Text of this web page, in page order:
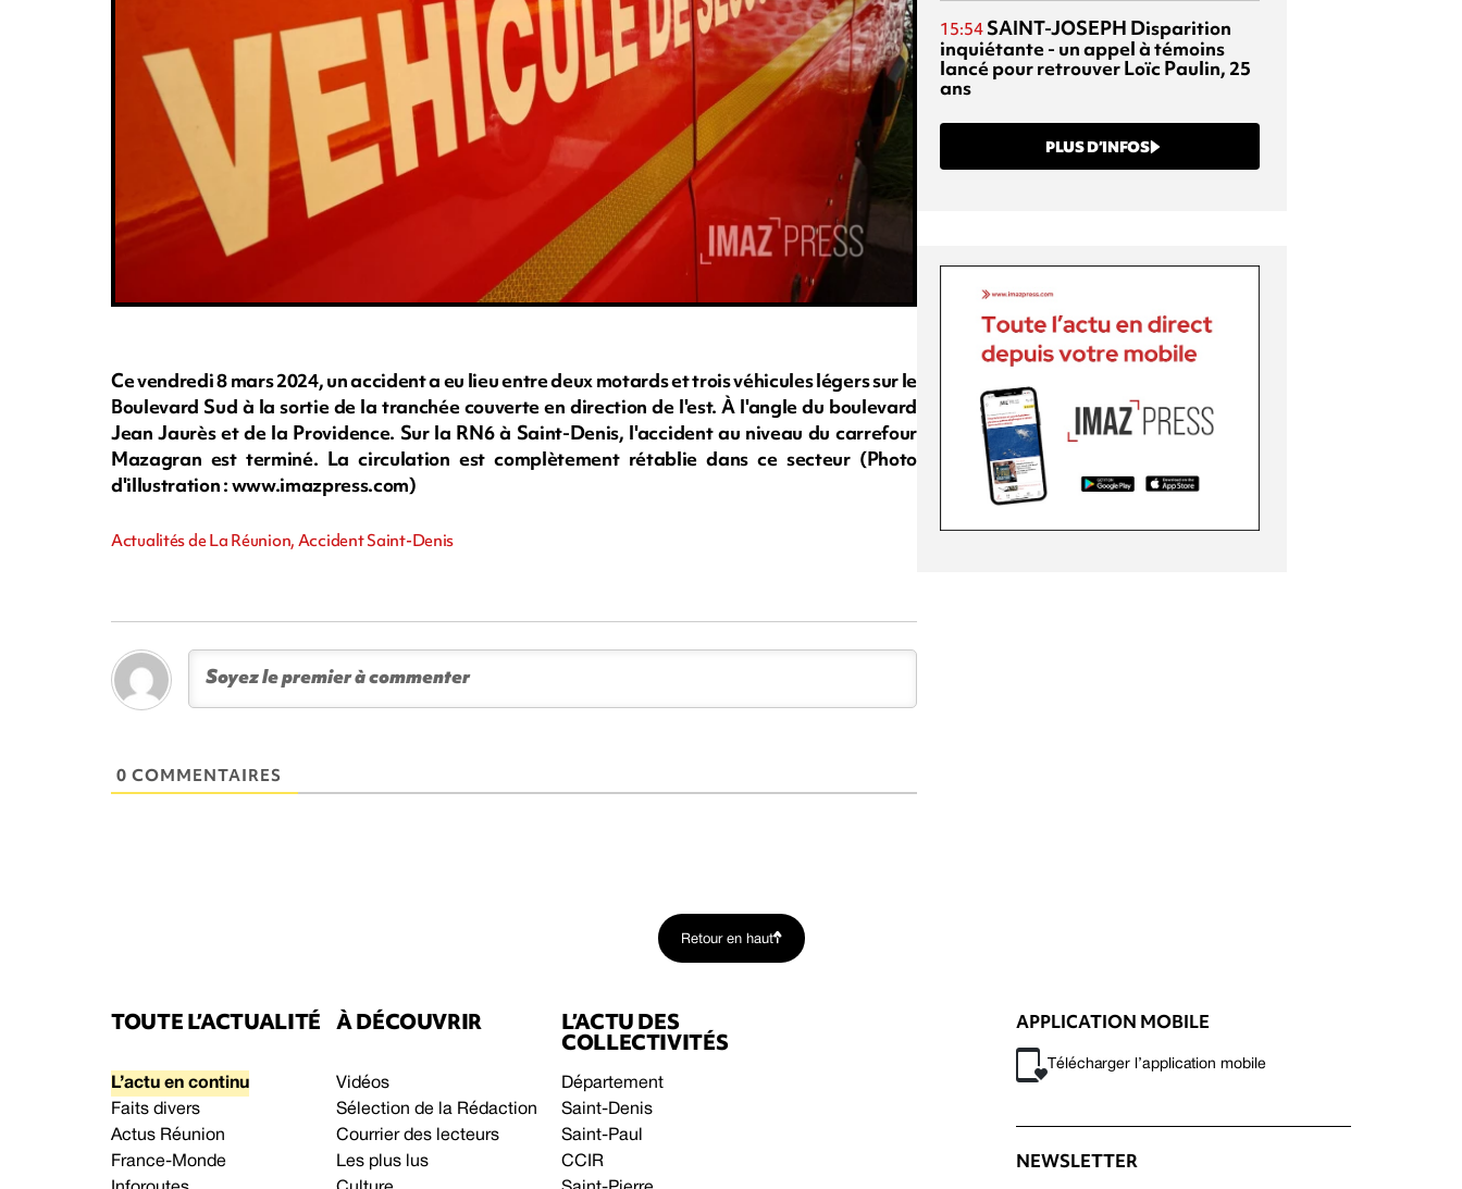
Ce vendredi 8 mars 2024, un accident a eu lieu entre deux motards et trois véhicules légers sur le
Boulevard Sud à la sortie de la tranchée couverte en direction de l'est. À l'angle du boulevard
Jean Jaurès et de la Providence. Sur la RN6 à Saint-Denis, l'accident au niveau du carrefour
Mazagran est terminé. La circulation est complètement rétablie dans ce secteur (Photo
d'illustration : www.imazpress.com)
Actualités de La Réunion, Accident Saint-Denis
0 COMMENTAIRES
15:54 SAINT-JOSEPH Disparition
inquiétante - un appel à témoins
lancé pour retrouver Loïc Paulin, 25
ans
PLUS D’INFOS
Retour en haut
TOUTE L’ACTUALITÉ
L’actu en continu
Faits divers
Actus Réunion
France-Monde
À DÉCOUVRIR
Vidéos
Sélection de la Rédaction
Courrier des lecteurs
Les plus lus
L’ACTU DES
COLLECTIVITÉS
Département
Saint-Denis
Saint-Paul
CCIR
APPLICATION MOBILE
Télécharger l’application mobile
NEWSLETTER